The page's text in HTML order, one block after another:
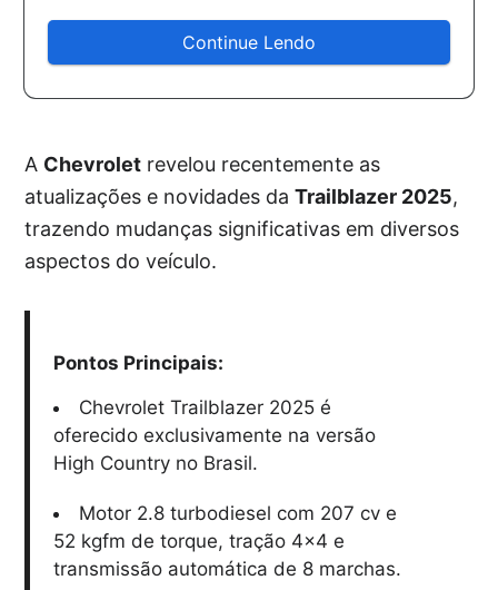
Continue Lendo
A Chevrolet revelou recentemente as
atualizações e novidades daTrailblazer 2025,
trazendo mudanças significativas em diversos
aspectos do veículo.
Pontos Principais:
Chevrolet Trailblazer 2025 é
oferecido exclusivamente na versão
High Country no Brasil.
Motor 2.8 turbodiesel com 207 cv e
52 kgfm de torque, tração 4×4 e
transmissão automática de 8 marchas.